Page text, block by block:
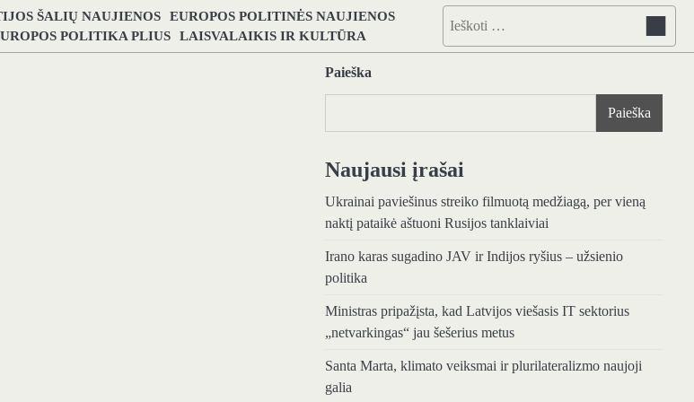
ŠALIŲ NAUJIENOS EUROPOS POLITINĖS NAUJIENOS
POLITIKA PLIUS LAISVALAIKIS IR KULTŪRA
Ieškoti:
Paieška
Paieška
Naujausi įrašai
Ukrainai paviešinus streiko filmuotą medžiagą, per vieną
naktį pataikė aštuoni Rusijos tanklaiviai
Irano karas sugadino JAV ir Indijos ryšius – užsienio
politika
Ministras pripažįsta, kad Latvijos viešasis IT sektorius
„netvarkingas“ jau šešerius metus
Santa Marta, klimato veiksmai ir plurilateralizmo naujoji
galia